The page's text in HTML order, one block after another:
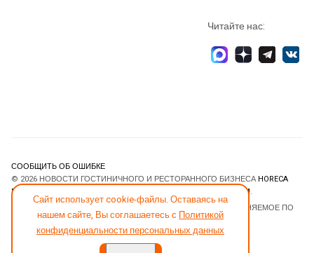
Сайт использует cookie-файлы. Оставаясь на
нашем сайте, Вы соглашаетесь с Политикой
конфиденциальности персональных данных
Читайте нас:
СООБЩИТЬ ОБ ОШИБКЕ
© 2026 НОВОСТИ ГОСТИНИЧНОГО И РЕСТОРАННОГО БИЗНЕСА HORECA
ESTATE
JOOMLART.COM.
- ПРОГРАММНОЕ ОБЕСПЕЧЕНИЕ, РАСПРОСТРАНЯЕМОЕ ПО
ЛИЦЕНЗИИGNU GENERAL PUBLIC LICENSE.